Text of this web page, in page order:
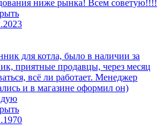
ниже рынка! Всем советую!!!!
для котла, было в наличии за
приятные продавцы, через месяц
всё ли работает. Менеджер
и в магазине оформил он)